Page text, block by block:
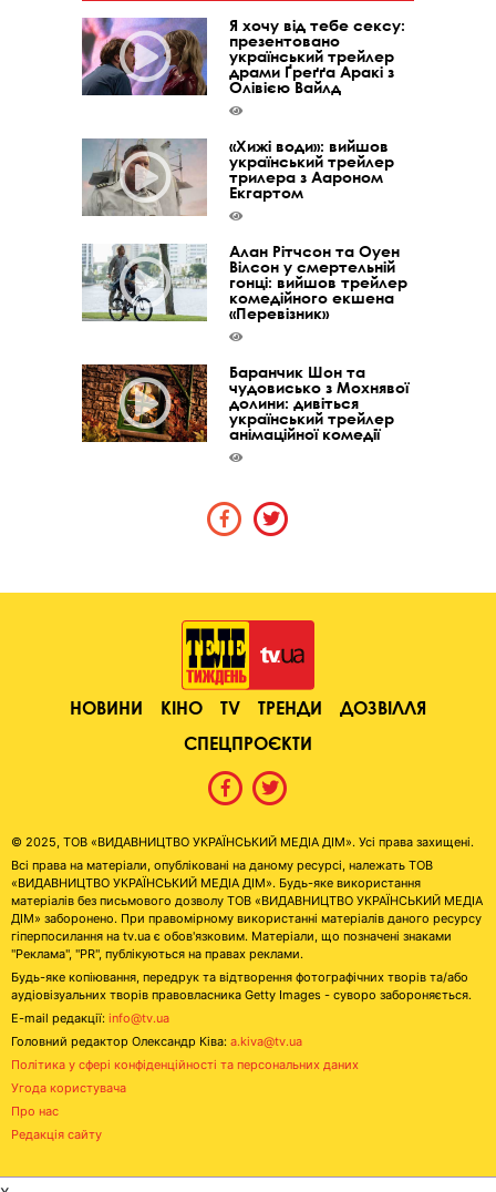
Я хочу від тебе сексу:
презентовано
український трейлер
драми Ґреґґа Аракі з
Олівією Вайлд
«Хижі води»: вийшов
український трейлер
трилера з Аароном
Екгартом
Алан Рітчсон та Оуен
Вілсон у смертельній
гонці: вийшов трейлер
комедійного екшена
«Перевізник»
Баранчик Шон та
чудовисько з Мохнявої
долини: дивіться
український трейлер
анімаційної комедії
НОВИНИ КІНО TV ТРЕНДИ
ДОЗВІЛЛЯ
СПЕЦПРОЄКТИ
© 2025, ТОВ «ВИДАВНИЦТВО УКРАЇНСЬКИЙ МЕДІА ДІМ». Усі права захищені.
Всі права на матеріали, опубліковані на даному ресурсі, належать ТОВ
«ВИДАВНИЦТВО УКРАЇНСЬКИЙ МЕДІА ДІМ». Будь-яке використання
матеріалів без письмового дозволу ТОВ «ВИДАВНИЦТВО УКРАЇНСЬКИЙ МЕДІА
ДІМ» заборонено. При правомірному використанні матеріалів даного ресурсу
гіперпосилання на tv.ua є обов'язковим. Матеріали, що позначені знаками
"Реклама", "PR", публікуються на правах реклами.
Будь-яке копіювання, передрук та відтворення фотографічних творів та/або
аудіовізуальних творів правовласника Getty Images - суворо забороняється.
E-mail редакції: info@tv.ua
Головний редактор Олександр Ківа: a.kiva@tv.ua
Політика у сфері конфіденційності та персональних даних
Угода користувача
Про нас
Редакція сайту